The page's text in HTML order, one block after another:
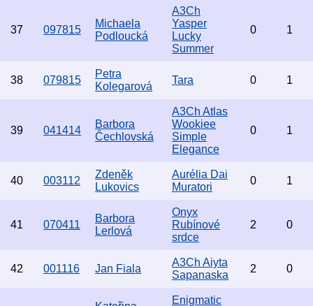
37 097815
Michaela
Podloucká
A3Ch
Yasper
Lucky
Summer
0 1
38 079815
Petra
Kolegarová
Tara 0 1
39 041414
Barbora
Čechlovská
A3Ch Atlas
Wookiee
Simple
Elegance
0 1
40 003112
Zdeněk
Lukovics
Aurélia Dai
Muratori
0 1
41 070411
Barbora
Lerlová
Onyx
Rubínové
srdce
2 0
42 001116 Jan Fiala
A3Ch Aiyta
Sapanaska
2 0
Enigmatic